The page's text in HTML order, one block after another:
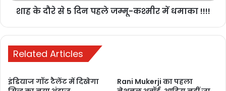
शाह के दौरे से 5 दिन पहले जम्मू-कश्मीर में धमाका !!!!
Related Articles
इंडियाज गॉट टैलेंट में दिखेगा
Rani Mukerji का पहला